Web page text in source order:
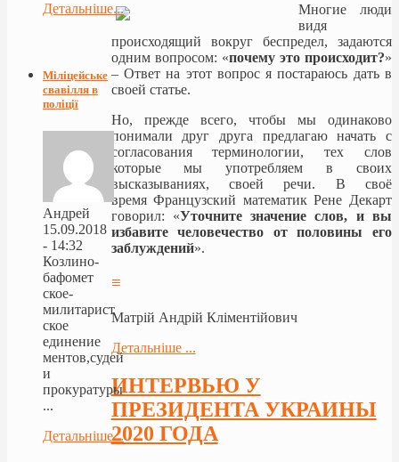
Многие люди
видя
происходящий вокруг беспредел, задаются
одним вопросом: «почему это происходит?»
– Ответ на этот вопрос я постараюсь дать в
своей статье.
Но, прежде всего, чтобы мы одинаково
понимали друг друга предлагаю начать с
согласования терминологии, тех слов
которые мы употребляем в своих
высказываниях, своей речи. В своё
время Французский математик Рене Декарт
говорил: «Уточните значение слов, и вы
избавите человечество от половины его
заблуждений».
≡
Матрій Андрій Кліментійович
Детальніше ...
ИНТЕРВЬЮ У
ПРЕЗИДЕНТА УКРАИНЫ
2020 ГОДА
Детальніше...
Міліцейське
свавілля в
поліції
Андрей
15.09.2018
- 14:32
Козлино-
бафомет
ское-
милитарист
ское
единение
ментов,судей
и
прокуратуры
...
Детальніше...